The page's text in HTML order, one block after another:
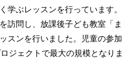
学ぶレッスンを行っています。
訪問し、放課後子ども教室「ま
スンを行いました。児童の参加
ジェクトで最大の規模となりま